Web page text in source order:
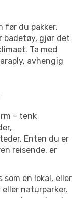
før du pakker.
badetøy, gjør det
Ta med
avhengig
– tenk
Enten du er
reisende, er
som en lokal, eller
naturparker.